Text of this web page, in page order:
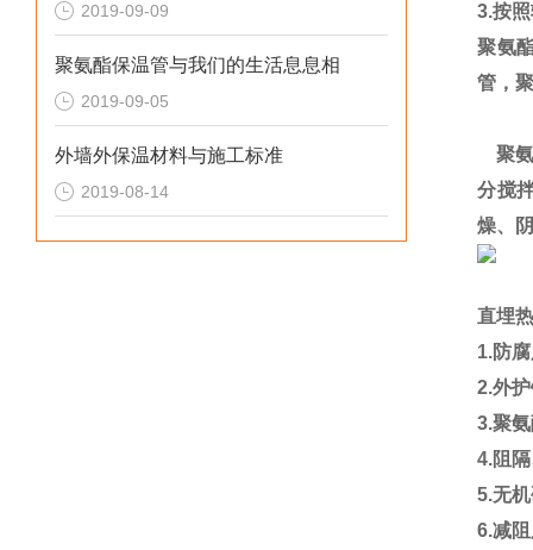
2019-09-09
聚氨酯保温管与我们的生活息息相
2019-09-05
外墙外保温材料与施工标准
2019-08-14
3.按
聚氨
管，
聚
分搅
燥、
直埋
1.防
2.外
3.聚
4.阻
5.无
6.减